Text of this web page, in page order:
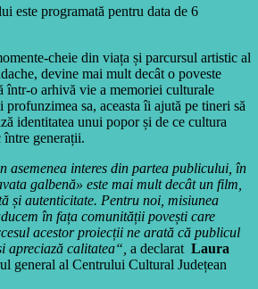
este programată pentru data de 6
cheie din viața și parcursul artistic al
devine mai mult decât o poveste
într-o arhivă vie a memoriei culturale
sa, aceasta îi ajută pe tineri să
identitatea unui popor și de ce cultura
generații.
asemenea interes din partea publicului, în
galbenă» este mai mult decât un film,
și autenticitate. Pentru noi, misiunea
în fața comunității povești care
acestor proiecții ne arată că publicul
apreciază calitatea“, a declarat Laura
general al Centrului Cultural Județean